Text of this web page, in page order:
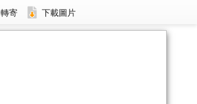
轉寄 下載圖片